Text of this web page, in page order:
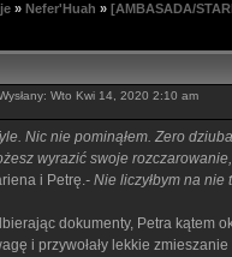
» Nefer'Huah » [AMBASADA/
Wto Kwi 14, 2020 2:10 am
Nic nie pominąłem. Zero
wyrazić swoje
i Petrę.- Nie liczyłbym na
dokumenty, Petra kątem
i przywołały lekkie